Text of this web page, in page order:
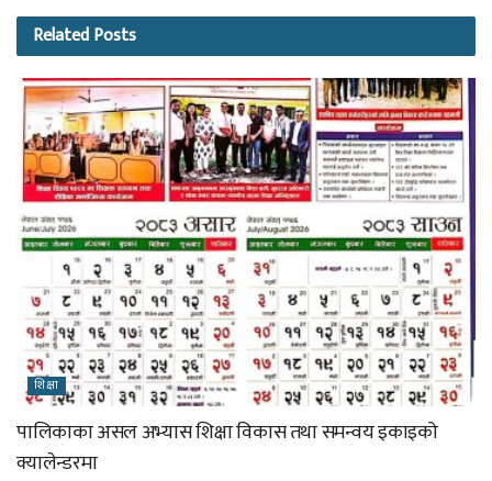
RelatedPosts
शिक्षा
पालिकाका असल अभ्यास शिक्षा विकास तथा समन्वय इकाइको
क्यालेन्डरमा